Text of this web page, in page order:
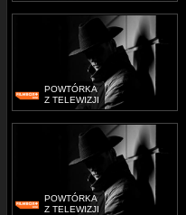
POWTÓRKA
Z TELEWIZJI
POWTÓRKA
Z TELEWIZJI